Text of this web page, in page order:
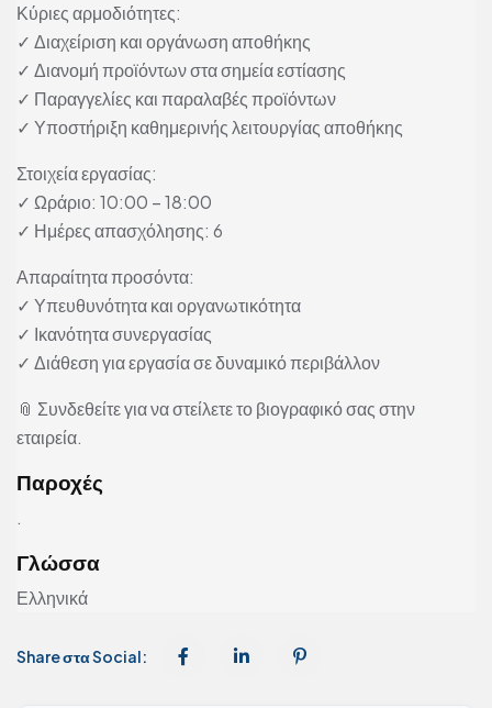
Κύριες αρμοδιότητες:
✓ Διαχείριση και οργάνωση αποθήκης
✓ Διανομή προϊόντων στα σημεία εστίασης
✓ Παραγγελίες και παραλαβές προϊόντων
✓ Υποστήριξη καθημερινής λειτουργίας αποθήκης
Στοιχεία εργασίας:
✓ Ωράριο: 10:00 – 18:00
✓ Ημέρες απασχόλησης: 6
Απαραίτητα προσόντα:
✓ Υπευθυνότητα και οργανωτικότητα
✓ Ικανότητα συνεργασίας
✓ Διάθεση για εργασία σε δυναμικό περιβάλλον
📎 Συνδεθείτε για να στείλετε το βιογραφικό σας στην
εταιρεία.
Παροχές
.
Γλώσσα
Ελληνικά
Share στα Social: